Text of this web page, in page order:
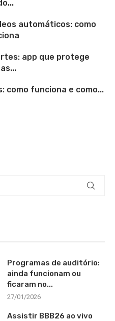
automáticos: como
app que protege
como funciona e como...
Programas de auditório:
ainda funcionam ou
ficaram no...
27/01/2026
Assistir BBB26 ao vivo